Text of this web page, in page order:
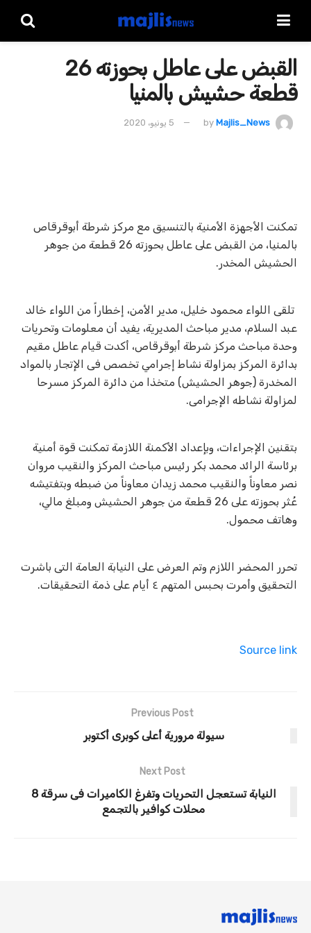
القبض على عاطل بحوزته 26
قطعة حشيش بالمنيا
by Majlis_News 5 يونيو، 2020
تمكنت الأجهزة الأمنية بالتنسيق مع مركز شرطة أبوقرقاص
بالمنيا، من القبض على عاطل بحوزته 26 قطعة من جوهر
الحشيش المخدر.
تلقى اللواء محمود خليل، مدير الأمن، إخطاراً من اللواء خالد
عبد السلام، مدير مباحث المديرية، يفيد أن معلومات وتحريات
وحدة مباحث مركز شرطة أبوقرقاص، أكدت قيام عاطل مقيم
بدائرة المركز بمزاولة نشاط إجرامي تخصص فى الإتجار بالمواد
المخدرة (جوهر الحشيش) متخذا من دائرة المركز مسرحا
لمزاولة نشاطه الإجرامى.
بتقنين الإجراءات، وبإعداد الأكمنة اللازمة تمكنت قوة أمنية
برئاسة الرائد محمد بكر رئيس مباحث المركز والنقيب مروان
نصر معاوناً والنقيب محمد زيدان معاوناً من ضبطه وبتفتيشه
عُثر بحوزته على 26 قطعة من جوهر الحشيش ومبلغ مالي،
وهاتف محمول.
تحرر المحضر اللازم وتم العرض على النيابة العامة التى باشرت
التحقيق وأمرت بحبس المتهم ٤ أيام على ذمة التحقيقات.
Source link
Previous Post
سيولة مرورية أعلى كوبرى أكتوبر
Next Post
النيابة تستعجل التحريات وتفرغ الكاميرات فى سرقة 8
محلات كوافير بالتجمع